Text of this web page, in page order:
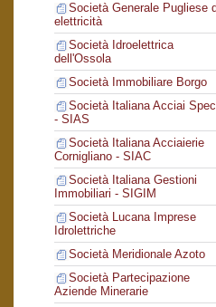
Società Generale Pugliese
elettricità
Società Idroelettrica
dell'Ossola
Società Immobiliare Borgo
Società Italiana Acciai
- SIAS
Società Italiana Acciaierie
Cornigliano - SIAC
Società Italiana Gestioni
Immobiliari - SIGIM
Società Lucana Imprese
Idrolettriche
Società Meridionale Azoto
Società Partecipazione
Aziende Minerarie